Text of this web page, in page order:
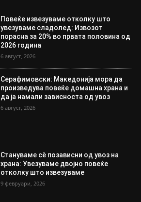
Повеќе извезуваме отколку што
увезуваме сладолед: Извозот
порасна за 20% во првата половина од
2026 година
6 август, 2026
Серафимовски: Македонија мора да
произведува повеќе домашна храна и
да ја намали зависноста од увоз
6 август, 2026
Стануваме сè позависни од увоз на
храна: Увезуваме двојно повеќе
отколку што извезуваме
9 февруари, 2026